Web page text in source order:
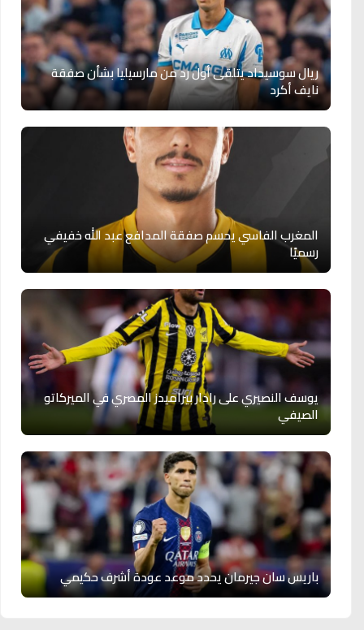
ريال سوسيداد يتلقى أول رد من مارسيليا بشأن صفقة
نايف أكرد
المغرب الفاسي يحسم صفقة المدافع عبد الله خفيفي
رسميًا
يوسف النصيري على رادار بيراميدز المصري في الميركاتو
الصيفي
باريس سان جيرمان يحدد موعد عودة أشرف حكيمي